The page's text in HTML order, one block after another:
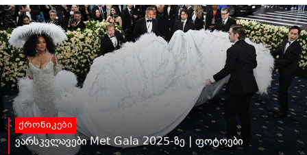
ქრონიკები
ვარსკვლავები Met Gala 2025-ზე | ფოტოები